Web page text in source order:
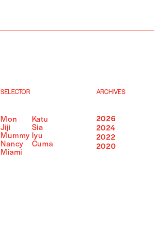
SELECTOR
Mon
Katu
Jiji
Sia
Mummy Iyu
Nancy
Cuma
Miami
ARCHIVES
2026
2024
2022
2020